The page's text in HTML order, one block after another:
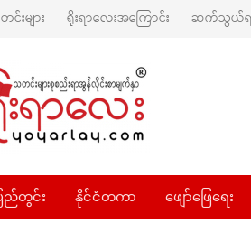
းများ ရိုးရာလေးအကြောင်း ဆက်သွယ်
ြည်တွင်း နိုင်ငံတကာ ဖျော်ဖြေရေး